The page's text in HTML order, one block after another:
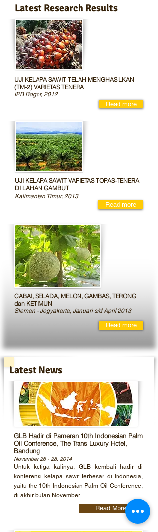
Latest Research Results
UJI KELAPA SAWIT TELAH MENGHASILKAN
(TM-2) VARIETAS TENERA
IPB Bogor, 2012
Read more
UJI KELAPA SAWIT VARIETAS TOPAS-TENERA
DI LAHAN GAMBUT
Kalimantan Timur, 2013
Read more
CABAI, SELADA, MELON, GAMBAS, TERONG
dan KETIMUN
Sleman - Jogyakarta, Januari s/d April 2013
Read more
Latest News
GLB Hadir di Pameran 10th Indonesian Palm
Oil Conference, The Trans Luxury Hotel,
Bandung
November 26 - 28, 2014
Untuk ketiga kalinya, GLB kembali hadir di
konferensi kelapa sawit terbesar di Indonesia,
yaitu the 10th Indonesian Palm Oil Conference,
di akhir bulan November.
Read More